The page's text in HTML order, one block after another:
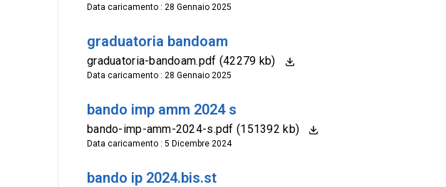
Data caricamento : 28 Gennaio 2025
graduatoria bandoam
graduatoria-bandoam.pdf (42279 kb)
Data caricamento : 28 Gennaio 2025
bando imp amm 2024 s
bando-imp-amm-2024-s.pdf (151392 kb)
Data caricamento : 5 Dicembre 2024
bando ip 2024.bis.st